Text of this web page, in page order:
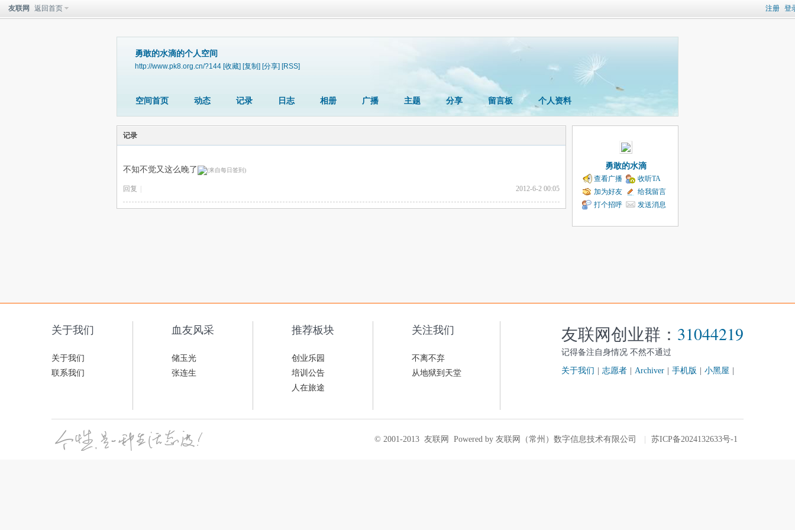
注册 登
友联网 返回首页
勇敢的水滴的个人空间
http://www.pk8.org.cn/?144 [收藏] [复制] [分享] [RSS]
空间首页 动态 记录 日志 相册 广播 主题 分享 留言板 个人资料
记录
不知不觉又这么晚了
2012-6-2 00:05
回复
勇敢的水滴
查看广播
收听TA
加为好友
给我留言
打个招呼
发送消息
关于我们
关于我们
联系我们
血友风采
储玉光
张连生
推荐板块
创业乐园
培训公告
人在旅途
关注我们
不离不弃
从地狱到天堂
友联网创业群： 31044219
记得备注自身情况 不然不通过
关于我们 志愿者 Archiver 手机版 小黑屋
© 2001-2013 友联网 Powered by 友联网（常州）数字信息技术有限公司 苏ICP备2024132633号-1